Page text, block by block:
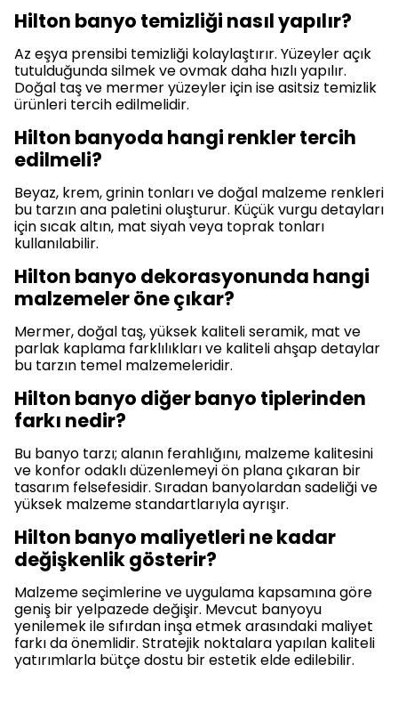
Hilton banyo temizliği nasıl yapılır?
Az eşya prensibi temizliği kolaylaştırır. Yüzeyler açık
tutulduğunda silmek ve ovmak daha hızlı yapılır.
Doğal taş ve mermer yüzeyler için ise asitsiz temizlik
ürünleri tercih edilmelidir.
Hilton banyoda hangi renkler tercih
edilmeli?
Beyaz, krem, grinin tonları ve doğal malzeme renkleri
bu tarzın ana paletini oluşturur. Küçük vurgu detayları
için sıcak altın, mat siyah veya toprak tonları
kullanılabilir.
Hilton banyo dekorasyonunda hangi
malzemeler öne çıkar?
Mermer, doğal taş, yüksek kaliteli seramik, mat ve
parlak kaplama farklılıkları ve kaliteli ahşap detaylar
bu tarzın temel malzemeleridir.
Hilton banyo diğer banyo tiplerinden
farkı nedir?
Bu banyo tarzı; alanın ferahlığını, malzeme kalitesini
ve konfor odaklı düzenlemeyi ön plana çıkaran bir
tasarım felsefesidir. Sıradan banyolardan sadeliği ve
yüksek malzeme standartlarıyla ayrışır.
Hilton banyo maliyetleri ne kadar
değişkenlik gösterir?
Malzeme seçimlerine ve uygulama kapsamına göre
geniş bir yelpazede değişir. Mevcut banyoyu
yenilemek ile sıfırdan inşa etmek arasındaki maliyet
farkı da önemlidir. Stratejik noktalara yapılan kaliteli
yatırımlarla bütçe dostu bir estetik elde edilebilir.